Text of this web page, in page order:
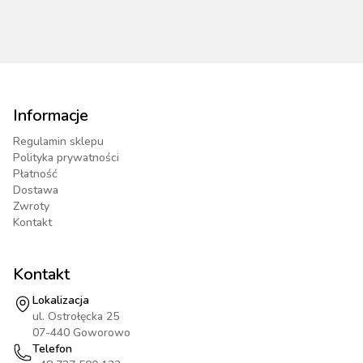
Informacje
Regulamin sklepu
Polityka prywatności
Płatność
Dostawa
Zwroty
Kontakt
Kontakt
Lokalizacja
ul. Ostrołęcka 25
07-440 Goworowo
Telefon